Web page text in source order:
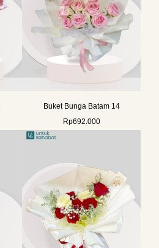
Buket Bunga Batam 14
Rp692.000